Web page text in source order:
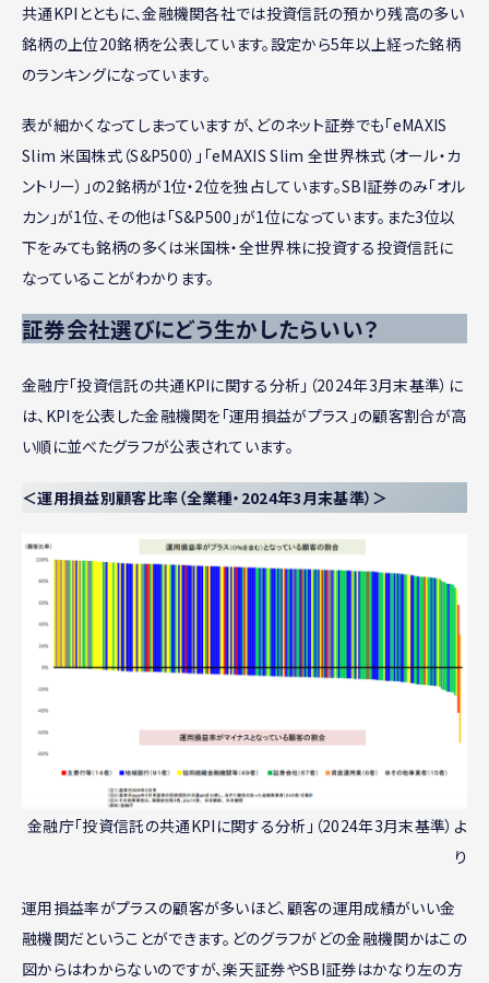
共通KPIとともに、金融機関各社では投資信託の預かり残高の多い
銘柄の上位20銘柄を公表しています。設定から5年以上経った銘柄
のランキングになっています。
表が細かくなってしまっていますが、どのネット証券でも「eMAXIS
Slim 米国株式（S&P500）」「eMAXIS Slim 全世界株式（オール・カ
ントリー）」の2銘柄が1位・2位を独占しています。SBI証券のみ「オル
カン」が1位、その他は「S&P500」が1位になっています。また3位以
下をみても銘柄の多くは米国株・全世界株に投資する投資信託に
なっていることがわかります。
証券会社選びにどう生かしたらいい？
金融庁「投資信託の共通KPIに関する分析」（2024年3月末基準）に
は、KPIを公表した金融機関を「運用損益がプラス」の顧客割合が高
い順に並べたグラフが公表されています。
＜運用損益別顧客比率（全業種・2024年3月末基準）＞
金融庁「投資信託の共通KPIに関する分析」（2024年3月末基準）よ
り
運用損益率がプラスの顧客が多いほど、顧客の運用成績がいい金
融機関だということができます。どのグラフがどの金融機関かはこの
図からはわからないのですが、楽天証券やSBI証券はかなり左の方